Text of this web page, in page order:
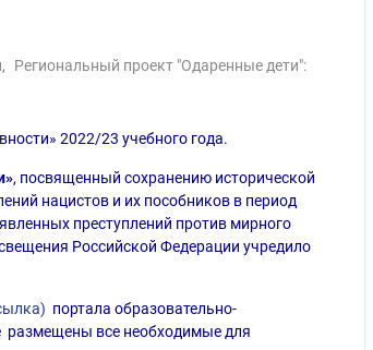
,
Региональный проект "Одаренные дети":
2022/23 учебного года.
, посвященный сохранению исторической
нацистов и их пособников в период
преступлений против мирного
Российской Федерации учредило
портала образовательно-
размещены все необходимые для